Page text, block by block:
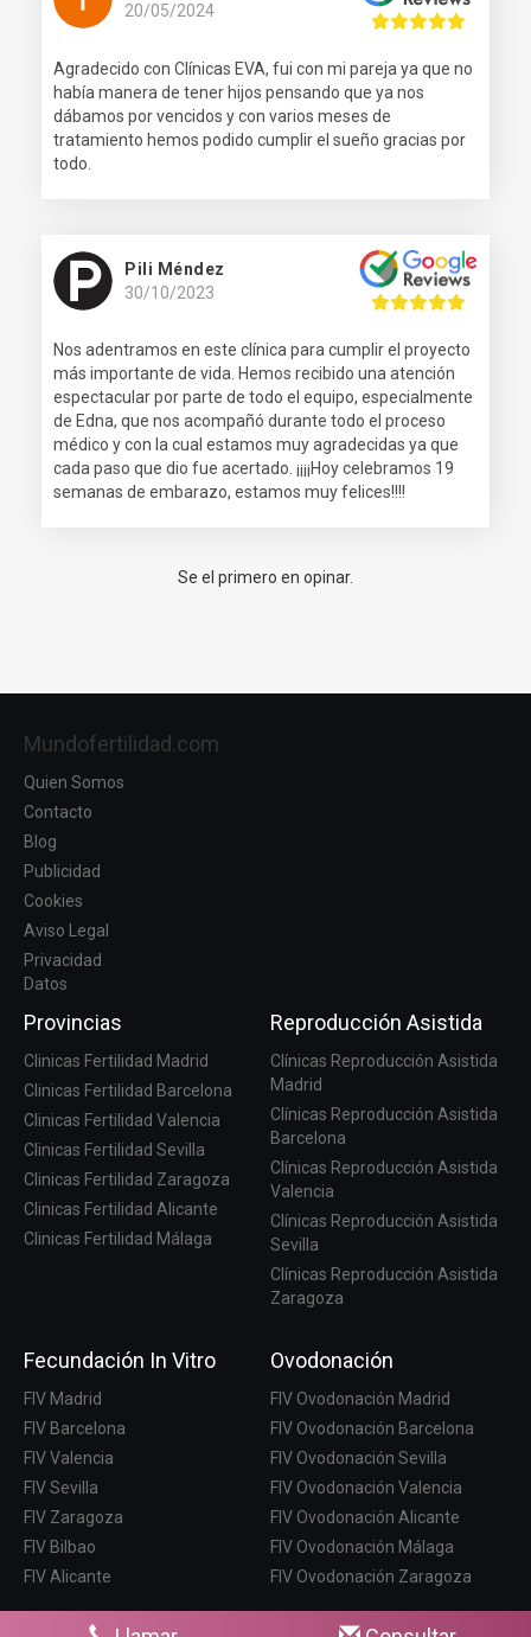
20/05/2024
Agradecido con Clínicas EVA, fui con mi pareja ya que no
había manera de tener hijos pensando que ya nos
dábamos por vencidos y con varios meses de
tratamiento hemos podido cumplir el sueño gracias por
todo.
Pili Méndez
30/10/2023
Nos adentramos en este clínica para cumplir el proyecto
más importante de vida. Hemos recibido una atención
espectacular por parte de todo el equipo, especialmente
de Edna, que nos acompañó durante todo el proceso
médico y con la cual estamos muy agradecidas ya que
cada paso que dio fue acertado. ¡¡¡¡Hoy celebramos 19
semanas de embarazo, estamos muy felices!!!!
Se el primero en opinar.
Mundofertilidad.com
Quien Somos
Contacto
Blog
Publicidad
Cookies
Aviso Legal
Privacidad
Datos
Provincias
Clinicas Fertilidad Madrid
Clinicas Fertilidad Barcelona
Clinicas Fertilidad Valencia
Clinicas Fertilidad Sevilla
Clinicas Fertilidad Zaragoza
Clinicas Fertilidad Alicante
Clinicas Fertilidad Málaga
Reproducción Asistida
Clínicas Reproducción Asistida
Madrid
Clínicas Reproducción Asistida
Barcelona
Clínicas Reproducción Asistida
Valencia
Clínicas Reproducción Asistida
Sevilla
Clínicas Reproducción Asistida
Zaragoza
Fecundación In Vitro
FIV Madrid
FIV Barcelona
FIV Valencia
FIV Sevilla
FIV Zaragoza
FIV Bilbao
FIV Alicante
Ovodonación
FIV Ovodonación Madrid
FIV Ovodonación Barcelona
FIV Ovodonación Sevilla
FIV Ovodonación Valencia
FIV Ovodonación Alicante
FIV Ovodonación Málaga
FIV Ovodonación Zaragoza